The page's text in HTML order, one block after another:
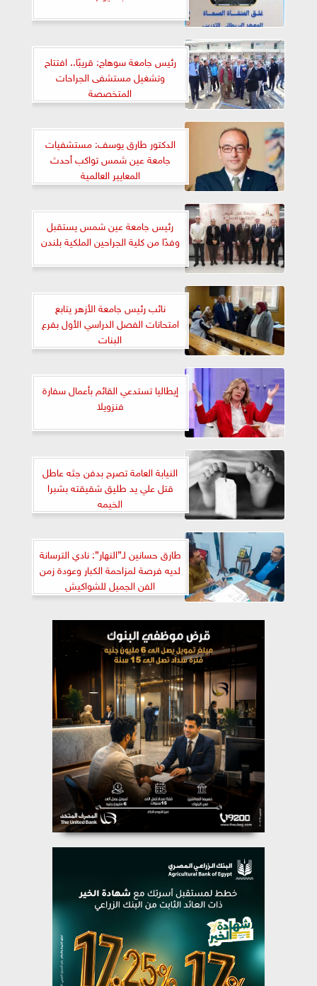
رئيس جامعة سوهاج: قريبًا.. افتتاح
وتشغيل مستشفى الجراحات
المتخصصة
الدكتور طارق يوسف: مستشفيات
جامعة عين شمس تواكب أحدث
المعايير العالمية
رئيس جامعة عين شمس يستقبل
وفدًا من كلية الجراحين الملكية بلندن
نائب رئيس جامعة الأزهر يتابع
امتحانات الفصل الدراسي الأول بفرع
البنات
إيطاليا تستدعي القائم بأعمال سفارة
فنزويلا
النيابة العامة تصرح بدفن جثه عاطل
قتل علي يد طليق شقيقته بشبرا
الخيمه
طارق حسانين لـ”النهار”: نادي الترسانة
لديه فرصة لمزاحمة الكبار وعودة زمن
الفن الجميل للشواكيش